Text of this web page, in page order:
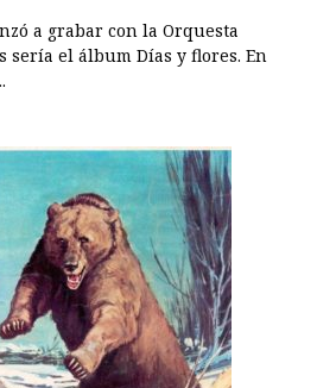
a grabar con la Orquesta
sería el álbum Días y flores. En